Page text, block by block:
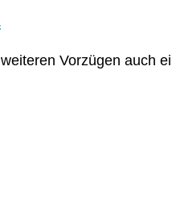
Vorzügen auch